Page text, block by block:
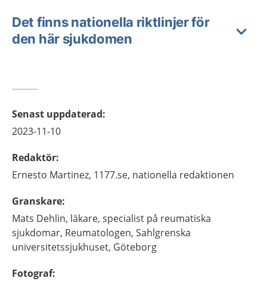
Det finns nationella riktlinjer för
den här sjukdomen
Senast uppdaterad:
2023-11-10
Redaktör:
Ernesto Martinez, 1177.se, nationella redaktionen
Granskare:
Mats Dehlin, läkare, specialist på reumatiska
sjukdomar, Reumatologen, Sahlgrenska
universitetssjukhuset, Göteborg
Fotograf: